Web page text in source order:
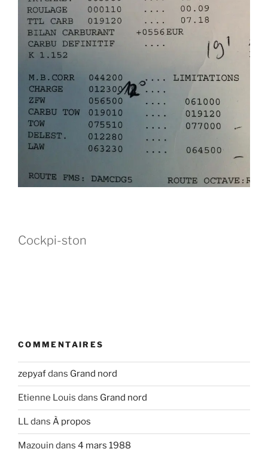
Cockpi-ston
COMMENTAIRES
zepyafdans Grand nord
Etienne Louis dans Grand nord
LLdans À propos
Mazouin dans 4 mars 1988